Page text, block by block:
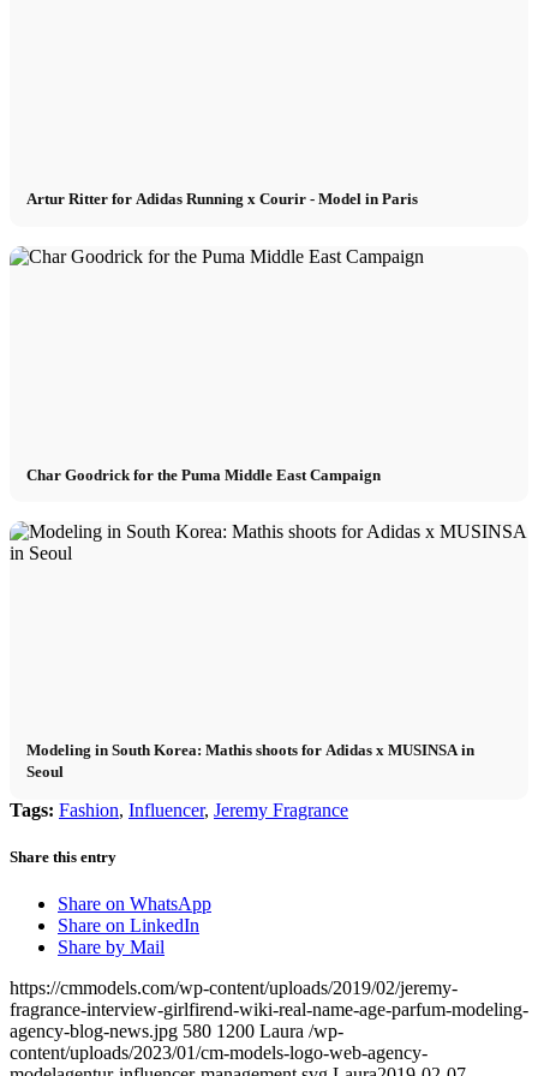
Artur Ritter for Adidas Running x Courir - Model in Paris
Char Goodrick for the Puma Middle East Campaign
Modeling in South Korea: Mathis shoots for Adidas x MUSINSA in
Seoul
Tags: Fashion, Influencer, Jeremy Fragrance
Share this entry
Share on WhatsApp
Share on LinkedIn
Share by Mail
https://cmmodels.com/wp-content/uploads/2019/02/jeremy-
fragrance-interview-girlfirend-wiki-real-name-age-parfum-modeling-
agency-blog-news.jpg 580 1200 Laura /wp-
content/uploads/2023/01/cm-models-logo-web-agency-